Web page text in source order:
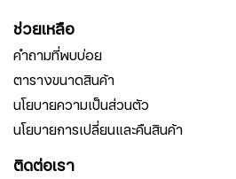
ช่วยเหลือ
คำถามที่พบบ่อย
ตารางขนาดสินค้า
นโยบายความเป็นส่วนตัว
นโยบายการเปลี่ยนและคืนสินค้า
ติดต่อเรา